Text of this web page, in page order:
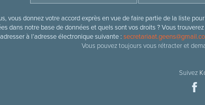
vous donnez votre accord exprès en vue de faire partie de la liste
dans notre base de données et quels sont vos droits ? Vous
à l’adresse électronique suivante :
Vous pouvez toujours vous rétracter et
Suivez